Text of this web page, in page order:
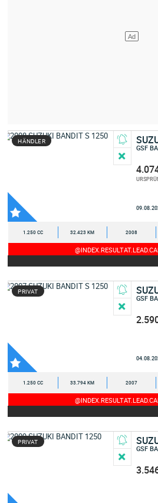
HÄNDLER
GSF
1.250 CC 32.423 KM 2008
PRIVAT
GSF
1.250 CC 33.794 KM 2007
PRIVAT
GSF